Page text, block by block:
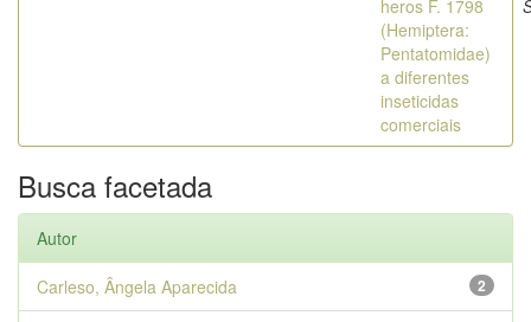
heros F. 1798
(Hemiptera:
Pentatomidae)
a diferentes
inseticidas
comerciais
Busca facetada
Autor
2
Carleso, Ângela Aparecida